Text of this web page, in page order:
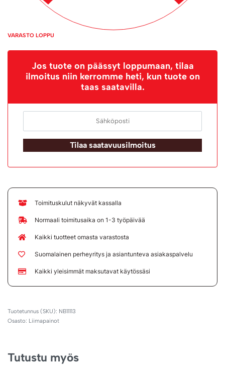
VARASTO LOPPU
Jos tuote on päässyt loppumaan, tilaa
ilmoitus niin kerromme heti, kun tuote on
taas saatavilla.
Tilaa saatavuusilmoitus
Toimituskulut näkyvät kassalla
Normaali toimitusaika on 1-3 työpäivää
Kaikki tuotteet omasta varastosta
Suomalainen perheyritys ja asiantunteva asiakaspalvelu
Kaikki yleisimmät maksutavat käytössäsi
NB11113
Osasto: Liimapainot
Tutustu myös